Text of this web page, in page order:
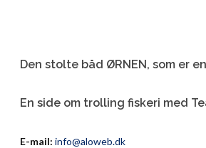
Den stolte båd ØRNEN, som er
En side om trolling fiskeri med
E-mail: info@aloweb.dk